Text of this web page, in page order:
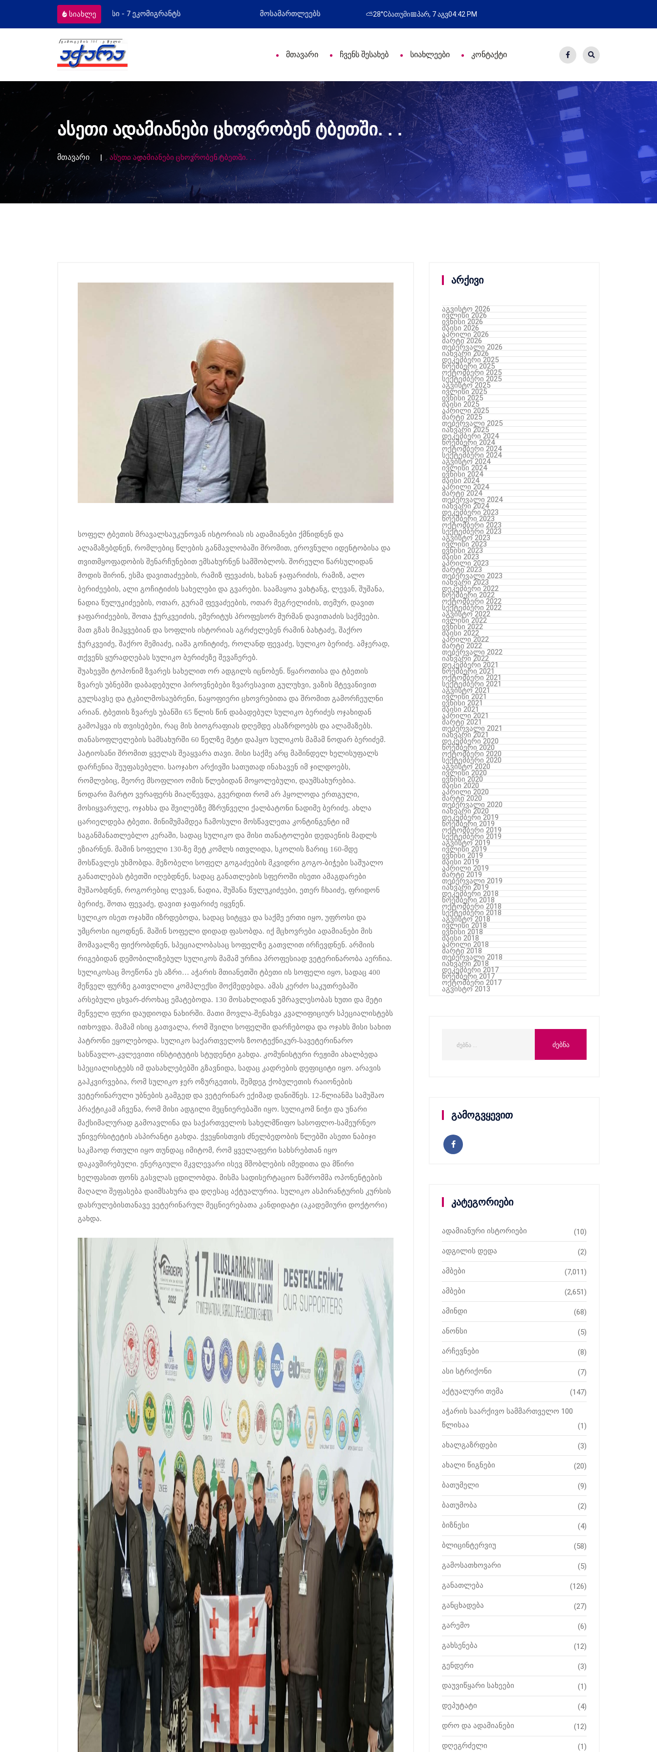
სიახლე მოსამართლეებს პროფესიული დღე მიულოცა წარმატებული გამოსვლა
⛅28°Cბათუმი📅პარ, 7 აგვ04:42 PM
მთავარი ჩვენს შესახებ სიახლეები კონტაქტი
ასეთი ადამიანები ცხოვრობენ ტბეთში. . .
მთავარი ასეთი ადამიანები ცხოვრობენ ტბეთში. . .
სოფელ ტბეთის მრავალსაუკუნოვან ისტორიას ის ადამიანები ქმნიდნენ და
ალამაზებდნენ, რომლებიც წლების განმავლობაში შრომით, ეროვნული იდენტობისა და
თვითმყოფადობის შენარჩუნებით ემსახურნენ სამშობლოს. შორეული წარსულიდან
მოდის შირინ, ესმა დავითაძეების, რამიზ ფევაძის, ხასან ჯაფარიძის, რამიზ, ალო
ბერიძეების, ალი გოჩიტიძის სახელები და გვარები. საამაყოა ვახტანგ, ლევან, შუშანა,
ნადია წულუკიძეების, ოთარ, გურამ ფევაძეების, ოთარ მეგრელიძის, თემურ, დავით
ჯაფარიძეების, შოთა ჭურკვეიძის, ემერიტუს პროფესორ მურმან დავითაძის საქმეები.
მათ გზას მიჰყვებიან და სოფლის ისტორიას აგრძელებენ რამინ ბახტაძე, შაქრო
ჭურკვეიძე, შაქრო მემიაძე, იაშა გოჩიტიძე, როლანდ ფევაძე, სულიკო ბერიძე. ამჯერად,
თქვენს ყურადღებას სულიკო ბერიძეზე შევაჩერებ.
შუახევში ტოპონიმ ზვარეს სახელით ორ ადგილს იცნობენ. წყაროთისა და ტბეთის
ზვარეს უბნებში დაბადებული პიროვნებები ზვარესავით გულუხვი, ვაზის მტევანივით
გულსავსე და ტკბილმოსაუბრენი, ნაყოფიერი ცხოვრებითა და შრომით გამორჩეულნი
არიან. ტბეთის ზვარეს უბანში 65 წლის წინ დაბადებულ სულიკო ბერიძეს ოჯახიდან
გამოჰყვა ის თვისებები, რაც მის ბიოგრაფიას დღემდე ასაზრდოებს და ალამაზებს.
თანასოფლელების სამსახურში 60 წელზე მეტი დაჰყო სულიკოს მამამ ნოდარ ბერიძემ.
პატიოსანი შრომით ყველას შეაყვარა თავი. მისი საქმე არც მაშინდელ ხელისუფალს
დარჩენია შეუფასებელი. საოჯახო არქივში სათუთად ინახავენ იმ ჯილდოებს,
რომლებიც, მეორე მსოფლიო ომის წლებიდან მოყოლებული, დაუმსახურებია.
ნოდარი მარტო ვერაფერს მიაღწევდა, გვერდით რომ არ ჰყოლოდა ერთგული,
მოსიყვარულე, ოჯახსა და შვილებზე მზრუნველი ქალბატონი ნადიმე ბერიძე. ახლა
ცარიელდება ტბეთი. მინიმუმამდეა ჩამოსული მოსწავლეთა კონტინგენტი იმ
საგანმანათლებლო კერაში, სადაც სულიკო და მისი თანატოლები დედაენის მადლს
ეზიარნენ. მაშინ სოფელი 130-ზე მეტ კომლს ითვლიდა, სკოლის ზარიც 160-მდე
მოსწავლეს უხმობდა. მეზობელი სოფელ გოგაძეების მკვიდრი გოგო-ბიჭები საშუალო
განათლებას ტბეთში იღებდნენ, სადაც განათლების სფეროში ისეთი ამაგდარები
მუშაობდნენ, როგორებიც ლევან, ნადია, შუშანა წულუკიძეები, ეთერ ჩხაიძე, ფრიდონ
ბერიძე, შოთა ფევაძე, დავით ჯაფარიძე იყვნენ.
სულიკო ისეთ ოჯახში იზრდებოდა, სადაც სიტყვა და საქმე ერთი იყო, უფროსი და
უმცროსი იცოდნენ. მაშინ სოფელი დიდად ფასობდა. იქ მცხოვრები ადამიანები მის
მომავალზე ფიქრობდნენ, სპეციალობასაც სოფელზე გათვლით ირჩევდნენ. არმიის
რიგებიდან დემობილიზებულ სულიკოს მამამ ურჩია პროფესიად ვეტერინარობა აერჩია.
სულიკოსაც მოეწონა ეს აზრი… აჭარის მთიანეთში ტბეთი ის სოფელი იყო, სადაც 400
მეწველ ფურზე გათვლილი კომპლექსი მოქმედებდა. ამას კერძო საკუთრებაში
არსებული ცხვარ-ძროხაც ემატებოდა. 130 მოსახლიდან უმრავლესობას ხუთი და მეტი
მეწველი ფური დაუდიოდა ნახირში. მათი მოვლა-შენახვა კვალიფიციურ სპეციალისტებს
ითხოვდა. მამამ ისიც გათვალა, რომ შვილი სოფელში დარჩებოდა და ოჯახს მისი სახით
პატრონი ეყოლებოდა. სულიკო საქართველოს ზოოტექნიკურ-სავეტერინარო
სასწავლო-კვლევითი ინსტიტუტის სტუდენტი გახდა. კომუნისტური რეჟიმი ახალბედა
სპეციალისტებს იმ დასახლებებში გზავნიდა, სადაც კადრების დეფიციტი იყო. არავის
გაჰკვირვებია, რომ სულიკო ჯერ ოზურგეთის, შემდეგ ქობულეთის რაიონების
ვეტერინარული უბნების გამგედ და ვეტერინარ ექიმად დანიშნეს. 12-წლიანმა სამუშაო
პრაქტიკამ აჩვენა, რომ მისი ადგილი მეცნიერებაში იყო. სულიკომ ნიჭი და უნარი
მაქსიმალურად გამოავლინა და საქართველოს სახელმწიფო სასოფლო-სამეურნეო
უნივერსიტეტის ასპირანტი გახდა. ქვეყნისთვის ძნელბედობის წლებში ასეთი ნაბიჯი
საკმაოდ რთული იყო თუნდაც იმიტომ, რომ ყველაფერი სახსრებთან იყო
დაკავშირებული. ენერგიული მკვლევარი ისევ მშობლების იმედითა და მწირი
ხელფასით ფონს გასვლას ცდილობდა. მისმა სადისერტაციო ნაშრომმა ოპონენტების
მაღალი შეფასება დაიმსახურა და დღესაც აქტუალურია. სულიკო ასპირანტურის კურსის
დასრულებისთანავე ვეტერინარულ მეცნიერებათა კანდიდატი (აკადემიური დოქტორი)
გახდა.
არქივი
აგვისტო 2026
ივლისი 2026
ივნისი 2026
მაისი 2026
აპრილი 2026
მარტი 2026
თებერვალი 2026
იანვარი 2026
დეკემბერი 2025
ნოემბერი 2025
ოქტომბერი 2025
სექტემბერი 2025
აგვისტო 2025
ივლისი 2025
ივნისი 2025
მაისი 2025
აპრილი 2025
მარტი 2025
თებერვალი 2025
იანვარი 2025
დეკემბერი 2024
ნოემბერი 2024
ოქტომბერი 2024
სექტემბერი 2024
აგვისტო 2024
ივლისი 2024
ივნისი 2024
მაისი 2024
აპრილი 2024
მარტი 2024
თებერვალი 2024
იანვარი 2024
დეკემბერი 2023
ნოემბერი 2023
ოქტომბერი 2023
სექტემბერი 2023
აგვისტო 2023
ივლისი 2023
ივნისი 2023
მაისი 2023
აპრილი 2023
მარტი 2023
თებერვალი 2023
იანვარი 2023
დეკემბერი 2022
ნოემბერი 2022
ოქტომბერი 2022
სექტემბერი 2022
აგვისტო 2022
ივლისი 2022
ივნისი 2022
მაისი 2022
აპრილი 2022
მარტი 2022
თებერვალი 2022
იანვარი 2022
დეკემბერი 2021
ნოემბერი 2021
ოქტომბერი 2021
სექტემბერი 2021
აგვისტო 2021
ივლისი 2021
ივნისი 2021
მაისი 2021
აპრილი 2021
მარტი 2021
თებერვალი 2021
იანვარი 2021
დეკემბერი 2020
ნოემბერი 2020
ოქტომბერი 2020
სექტემბერი 2020
აგვისტო 2020
ივლისი 2020
ივნისი 2020
მაისი 2020
აპრილი 2020
მარტი 2020
თებერვალი 2020
იანვარი 2020
დეკემბერი 2019
ნოემბერი 2019
ოქტომბერი 2019
სექტემბერი 2019
აგვისტო 2019
ივლისი 2019
ივნისი 2019
მაისი 2019
აპრილი 2019
მარტი 2019
თებერვალი 2019
იანვარი 2019
დეკემბერი 2018
ნოემბერი 2018
ოქტომბერი 2018
სექტემბერი 2018
აგვისტო 2018
ივლისი 2018
ივნისი 2018
მაისი 2018
აპრილი 2018
მარტი 2018
თებერვალი 2018
იანვარი 2018
დეკემბერი 2017
ნოემბერი 2017
ოქტომბერი 2017
აგვისტო 2013
გამოგვყევით
კატეგორიები
ადამიანური ისტორიები (10)
ადგილის დედა (2)
ამბები (7,011)
ამბები (2,651)
ამინდი (68)
ანონსი (5)
არჩევნები (8)
ასი სტრიქონი (7)
აქტუალური თემა (147)
აჭარის საარქივო სამმართველო 100
წლისაა
(1)
ახალგაზრდები (3)
ახალი წიგნები (20)
ბათუმელი (9)
ბათუმობა (2)
ბიზნესი (4)
ბლიცინტერვიუ (58)
გამოსათხოვარი (5)
განათლება (126)
განცხადება (27)
გარემო (6)
გახსენება (12)
გენდერი (3)
დაუვიწყარი სახეები (1)
დეპუტატი (4)
დრო და ადამიანები (12)
დღეგრძელი (1)